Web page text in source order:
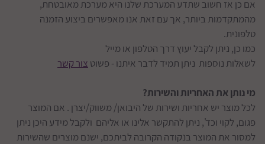
אם כן אז חשוב שתדע המערכת שלנו היא מערכת מאובטחת,
מהמתקדמות ביותר, אך עם זאת אנו מאפשרים ביצוע הזמנה
טלפונית.
כמו כן, ניתן לקבל יעוץ דרך הטלפון או מייל
לשאלות נוספות ניתן תמיד לדבר איתנו - פשוט צור קשר
מי נותן את האחריות והשירות?
לכל מוצר יש אחריות ושירות של היבואן/ משווק/יצרן . אם המוצר
פגום, לקוי וכד', ניתן להתקשר אלינו או אליהם ולקבל מידע היכן ניתן
למסור את המוצר בנקודה הקרובה לביתכם, ישנם מוצרים שהשירות